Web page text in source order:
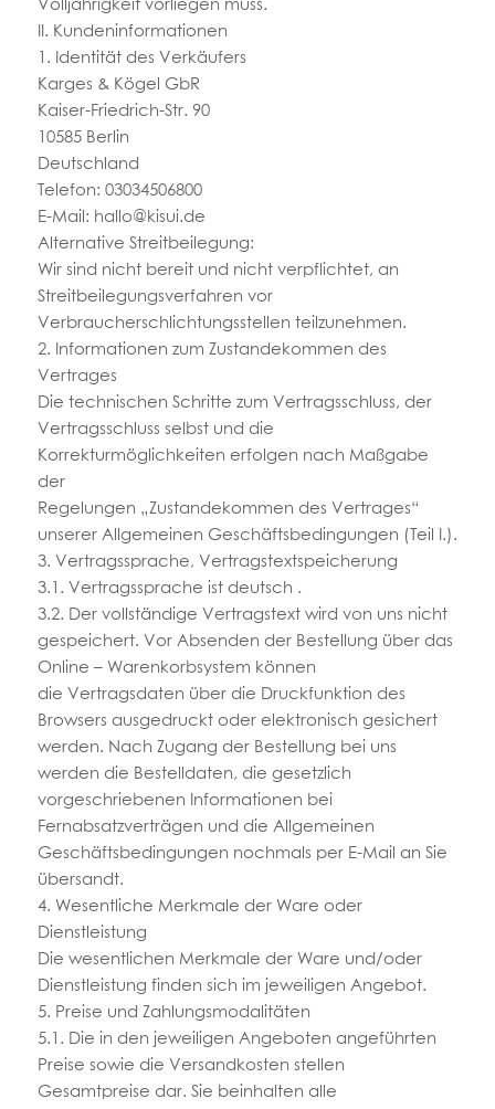
Volljährigkeit vorliegen muss.
II. Kundeninformationen
1. Identität des Verkäufers
Karges & Kögel GbR
Kaiser-Friedrich-Str. 90
10585 Berlin
Deutschland
Telefon: 03034506800
E-Mail: hallo@kisui.de
Alternative Streitbeilegung:
Wir sind nicht bereit und nicht verpflichtet, an
Streitbeilegungsverfahren vor
Verbraucherschlichtungsstellen teilzunehmen.
2. Informationen zum Zustandekommen des
Vertrages
Die technischen Schritte zum Vertragsschluss, der
Vertragsschluss selbst und die
Korrekturmöglichkeiten erfolgen nach Maßgabe
der
Regelungen „Zustandekommen des Vertrages“
unserer Allgemeinen Geschäftsbedingungen (Teil I.).
3. Vertragssprache, Vertragstextspeicherung
3.1. Vertragssprache ist deutsch .
3.2. Der vollständige Vertragstext wird von uns nicht
gespeichert. Vor Absenden der Bestellung über das
Online – Warenkorbsystem können
die Vertragsdaten über die Druckfunktion des
Browsers ausgedruckt oder elektronisch gesichert
werden. Nach Zugang der Bestellung bei uns
werden die Bestelldaten, die gesetzlich
vorgeschriebenen Informationen bei
Fernabsatzverträgen und die Allgemeinen
Geschäftsbedingungen nochmals per E-Mail an Sie
übersandt.
4. Wesentliche Merkmale der Ware oder
Dienstleistung
Die wesentlichen Merkmale der Ware und/oder
Dienstleistung finden sich im jeweiligen Angebot.
5. Preise und Zahlungsmodalitäten
5.1. Die in den jeweiligen Angeboten angeführten
Preise sowie die Versandkosten stellen
Gesamtpreise dar. Sie beinhalten alle